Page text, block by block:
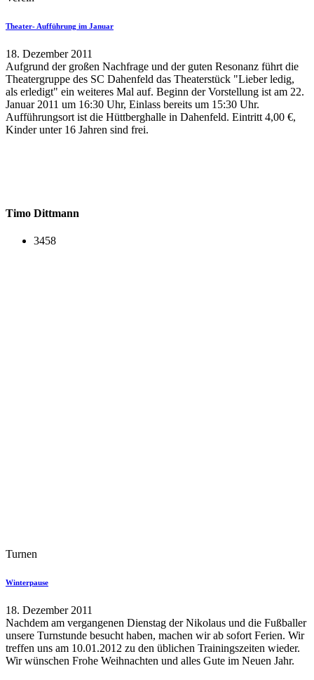
Theater- Aufführung im Januar
18. Dezember 2011
Aufgrund der großen Nachfrage und der guten Resonanz führt die
Theatergruppe des SC Dahenfeld das Theaterstück "Lieber ledig,
als erledigt" ein weiteres Mal auf. Beginn der Vorstellung ist am 22.
Januar 2011 um 16:30 Uhr, Einlass bereits um 15:30 Uhr.
Aufführungsort ist die Hüttberghalle in Dahenfeld. Eintritt 4,00 €,
Kinder unter 16 Jahren sind frei.
Timo Dittmann
3458
Turnen
Winterpause
18. Dezember 2011
Nachdem am vergangenen Dienstag der Nikolaus und die Fußballer
unsere Turnstunde besucht haben, machen wir ab sofort Ferien. Wir
treffen uns am 10.01.2012 zu den üblichen Trainingszeiten wieder.
Wir wünschen Frohe Weihnachten und alles Gute im Neuen Jahr.